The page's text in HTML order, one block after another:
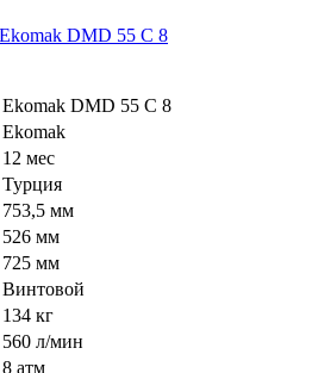
Ekomak DMD 55 C 8
Ekomak
12 мес
Турция
753,5 мм
526 мм
725 мм
Винтовой
134 кг
560 л/мин
8 атм